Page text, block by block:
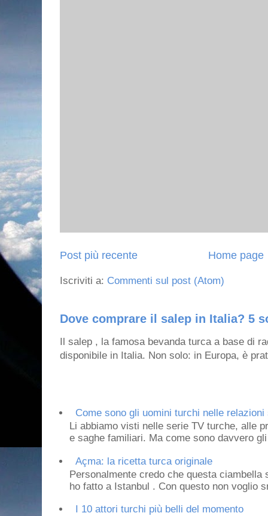
Post più recente Home page
Iscriviti a: Commenti sul post (Atom)
Dove comprare il salep in Italia? 5
Il salep , la famosa bevanda turca a base di
disponibile in Italia. Non solo: in Europa, è
Come sono gli uomini turchi nelle
Li abbiamo visti nelle serie TV turche, alle
e saghe familiari. Ma come sono davvero
Açma: la ricetta turca originale
Personalmente credo che questa
ho fatto a Istanbul . Con questo non voglio
I 10 attori turchi più belli del momento